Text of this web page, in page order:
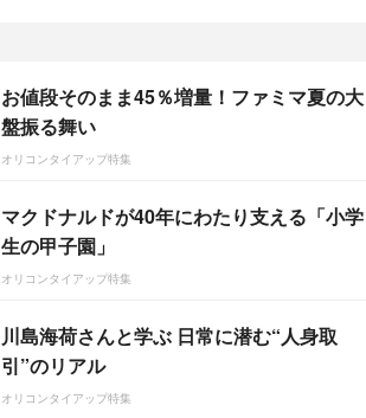
お値段そのまま45％増量！ファミマ夏の大
盤振る舞い
オリコンタイアップ特集
マクドナルドが40年にわたり支える「小学
生の甲子園」
オリコンタイアップ特集
川島海荷さんと学ぶ 日常に潜む“人身取
引”のリアル
オリコンタイアップ特集